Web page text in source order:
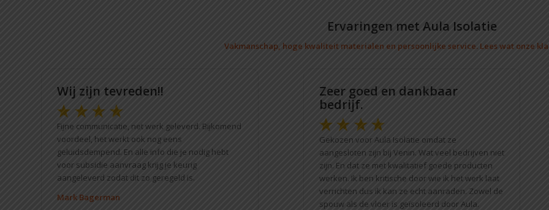
Ervaringen met Aula Isolatie
Vakmanschap, hoge kwaliteit materialen en persoonlijke service. Lees wat onze
Wij zijn tevreden!!
Fijne communicatie, net werk geleverd. Bijkomend
voordeel, het werkt ook nog eens
geluidsdempend. En alle info die je nodig hebt
voor subsidie aanvraag krijg je keurig
aangeleverd zodat dit zo geregeld is.
Mark Bagerman
Zeer goed en dankbaar
bedrijf.
Gekozen voor Aula Isolatie omdat ze
aangesloten zijn bij Venin. Wat veel bedrijven niet
zijn. En dat ze met kwalitatief goede producten
werken. Ik ben kritische door wie ik het werk laat
verrichten dus ik kan ze echt aanraden. Zowel de
spouw als de vloer is geïsoleerd door Aula.